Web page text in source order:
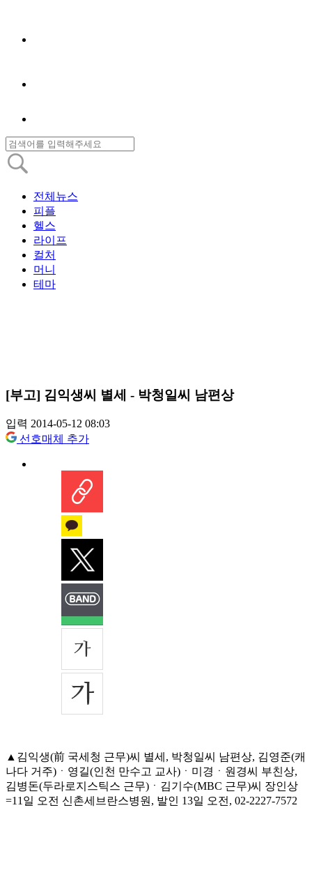
전체뉴스
피플
헬스
라이프
컬처
머니
테마
[부고] 김익생씨 별세 - 박청일씨 남편상
입력 2014-05-12 08:03
선호매체 추가
▲김익생(前 국세청 근무)씨 별세, 박청일씨 남편상, 김영준(캐
나다 거주)ㆍ영길(인천 만수고 교사)ㆍ미경ㆍ원경씨 부친상,
김병돈(두라로지스틱스 근무)ㆍ김기수(MBC 근무)씨 장인상
=11일 오전 신촌세브란스병원, 발인 13일 오전, 02-2227-7572